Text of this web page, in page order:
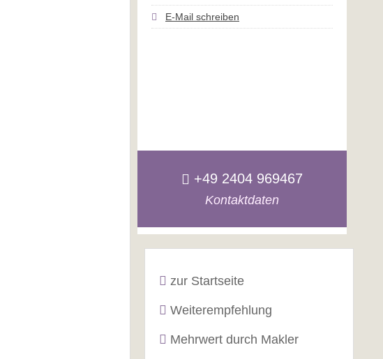
E-Mail schreiben
+49 2404 969467
Kontaktdaten
zur Startseite
Weiterempfehlung
Mehrwert durch Makler